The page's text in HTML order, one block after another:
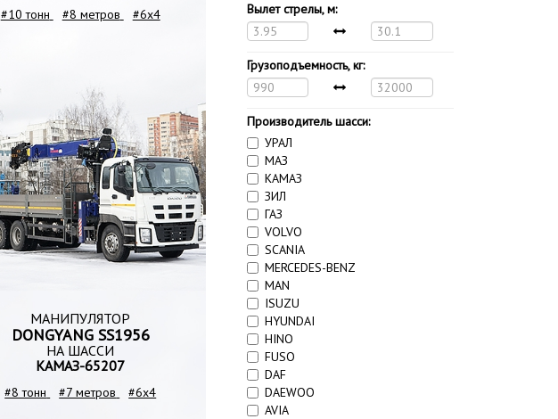
#10 тонн #8 метров #6x4
МАНИПУЛЯТОР
DONGYANG SS1956
НА ШАССИ
КАМАЗ-65207
#8 тонн #7 метров #6x4
Вылет стрелы, м:
Грузоподъемность, кг:
Производитель шасси:
УРАЛ
МАЗ
КАМАЗ
ЗИЛ
ГАЗ
VOLVO
SCANIA
MERCEDES-BENZ
MAN
ISUZU
HYUNDAI
HINO
FUSO
DAF
DAEWOO
AVIA